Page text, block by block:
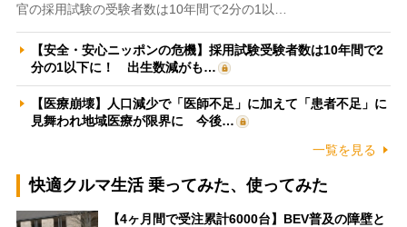
官の採用試験の受験者数は10年間で2分の1以…
【安全・安心ニッポンの危機】採用試験受験者数は10年間で2
分の1以下に！ 出生数減がも…
【医療崩壊】人口減少で「医師不足」に加えて「患者不足」に
見舞われ地域医療が限界に 今後…
一覧を見る
快適クルマ生活 乗ってみた、使ってみた
【4ヶ月間で受注累計6000台】BEV普及の障壁と